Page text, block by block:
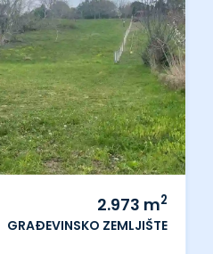
2.973 m2
GRAĐEVINSKO ZEMLJIŠTE